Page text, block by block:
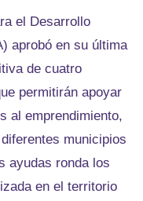
el Desarrollo
aprobó en su última
de cuatro
permitirán apoyar
al emprendimiento,
municipios
ayudas ronda los
en el territorio